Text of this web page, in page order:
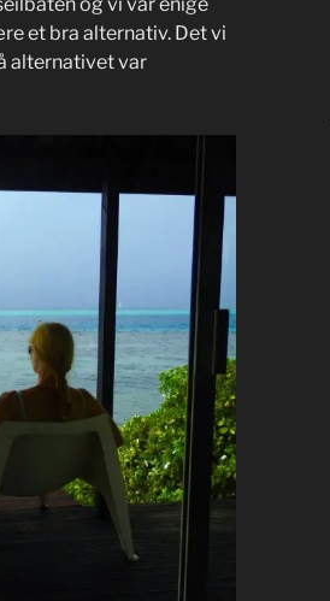
og vi var enige
et bra alternativ. Det vi
alternativet var